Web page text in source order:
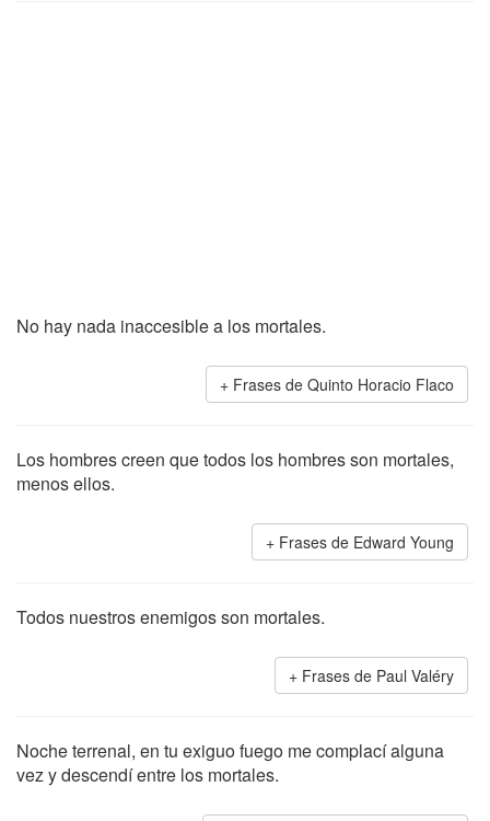
No hay nada inaccesible a los mortales.
Frases de Quinto Horacio Flaco
Los hombres creen que todos los hombres son mortales,
menos ellos.
Frases de Edward Young
Todos nuestros enemigos son mortales.
Frases de Paul Valéry
Noche terrenal, en tu exiguo fuego me complací alguna
vez y descendí entre los mortales.